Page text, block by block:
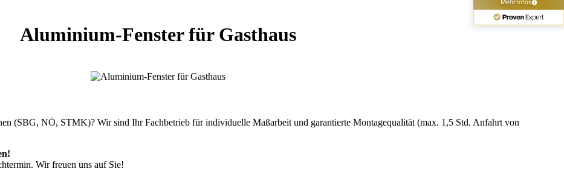
Aluminium-Fenster für Gasthaus
(SBG, NÖ, STMK)? Wir sind Ihr Fachbetrieb für individuelle Maßarbeit und garantierte Montagequalität (max. 1,5 Std. Anfahrt von
Wir freuen uns auf Sie!